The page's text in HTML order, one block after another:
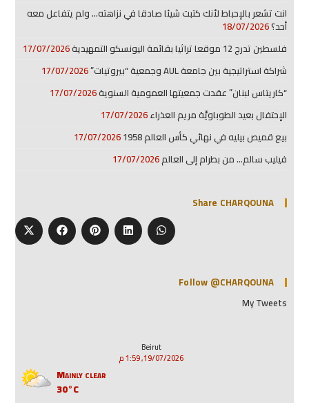
انت تشعر بالإحباط لأنك كتبت شيئا صادقا في نزاهته… ولم يتفاعل معه
أحد؟18/07/2026
فلسطين تدرج 12 موقعا تراثيا بقائمة اليونسكو التمهيدية
17/07/2026
شراكة استراتيجية بين جامعة AUL وجمعية “بيروتيات”
17/07/2026
“كاريتاس لبنان” عقدت جمعيتها العمومية السنوية17/07/2026
الإحتفال بعيد الطوباويَّة مريم العذراء17/07/2026
بيع قميص بيليه في نهائي كأس العالم 1958
17/07/2026
فيليب سالم… من بطرام إلى العالم17/07/2026
Share CHARQOUNA
Follow @CHARQOUNA
My Tweets
Beirut
19/07/2026, 1:59 م
Mainly clear
30°C